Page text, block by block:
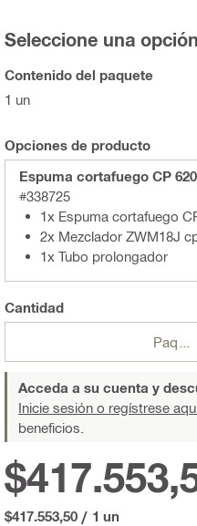
Seleccione una opción
Contenido del paquete
1 un
Opciones de producto
Espuma cortafuego CP
#338725
1x Espuma cortafuego
2x Mezclador ZWM18J
1x Tubo prolongador
Cantidad
Acceda a su cuenta y
Inicie sesión o regístrese
beneficios.
$417.553,50 / 1 un